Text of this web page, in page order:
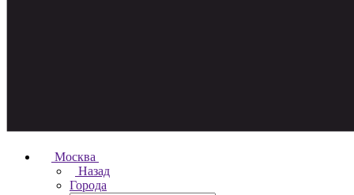
Москва
Назад
Города